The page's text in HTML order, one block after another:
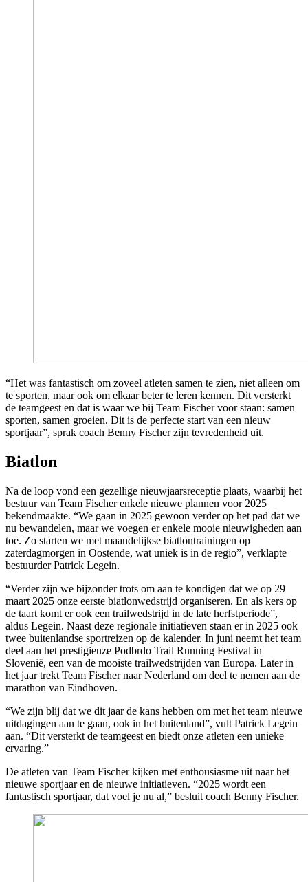
“Het was fantastisch om zoveel atleten samen te zien, niet alleen om
te sporten, maar ook om elkaar beter te leren kennen. Dit versterkt
de teamgeest en dat is waar we bij Team Fischer voor staan: samen
sporten, samen groeien. Dit is de perfecte start van een nieuw
sportjaar”, sprak coach Benny Fischer zijn tevredenheid uit.
Biatlon
Na de loop vond een gezellige nieuwjaarsreceptie plaats, waarbij het
bestuur van Team Fischer enkele nieuwe plannen voor 2025
bekendmaakte. “We gaan in 2025 gewoon verder op het pad dat we
nu bewandelen, maar we voegen er enkele mooie nieuwigheden aan
toe. Zo starten we met maandelijkse biatlontrainingen op
zaterdagmorgen in Oostende, wat uniek is in de regio”, verklapte
bestuurder Patrick Legein.
“Verder zijn we bijzonder trots om aan te kondigen dat we op 29
maart 2025 onze eerste biatlonwedstrijd organiseren. En als kers op
de taart komt er ook een trailwedstrijd in de late herfstperiode”,
aldus Legein. Naast deze regionale initiatieven staan er in 2025 ook
twee buitenlandse sportreizen op de kalender. In juni neemt het team
deel aan het prestigieuze Podbrdo Trail Running Festival in
Slovenië, een van de mooiste trailwedstrijden van Europa. Later in
het jaar trekt Team Fischer naar Nederland om deel te nemen aan de
marathon van Eindhoven.
“We zijn blij dat we dit jaar de kans hebben om met het team nieuwe
uitdagingen aan te gaan, ook in het buitenland”, vult Patrick Legein
aan. “Dit versterkt de teamgeest en biedt onze atleten een unieke
ervaring.”
De atleten van Team Fischer kijken met enthousiasme uit naar het
nieuwe sportjaar en de nieuwe initiatieven. “2025 wordt een
fantastisch sportjaar, dat voel je nu al,” besluit coach Benny Fischer.